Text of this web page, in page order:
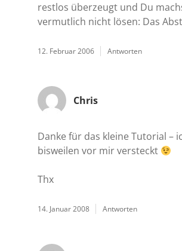
restlos überzeugt und Du
vermutlich nicht lösen: Das
12. Februar 2006 Antworten
Chris
Danke für das kleine Tutorial –
bisweilen vor mir versteckt
Thx
14. Januar 2008 Antworten